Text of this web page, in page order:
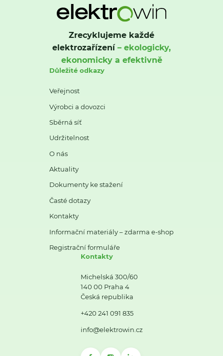
Zrecyklujeme každé
elektrozařízení– ekologicky,
ekonomicky a efektivně
Důležité odkazy
Veřejnost
Výrobci a dovozci
Sběrná síť
Udržitelnost
O nás
Aktuality
Dokumenty ke stažení
Časté dotazy
Kontakty
Informační materiály – zdarma e-shop
Registrační formuláře
Kontakty
Michelská 300/60
140 00 Praha 4
Česká republika
+420 241 091 835
info@elektrowin.cz